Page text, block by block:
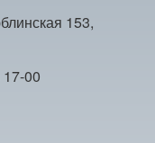
153,
00